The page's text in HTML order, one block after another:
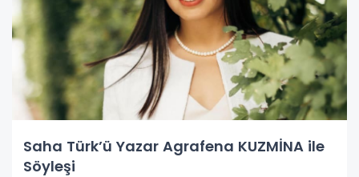
Saha Türk’ü Yazar Agrafena KUZMİNA ile
Söyleşi